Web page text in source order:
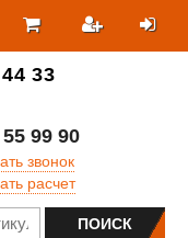
33
99 90
звонок
расчет